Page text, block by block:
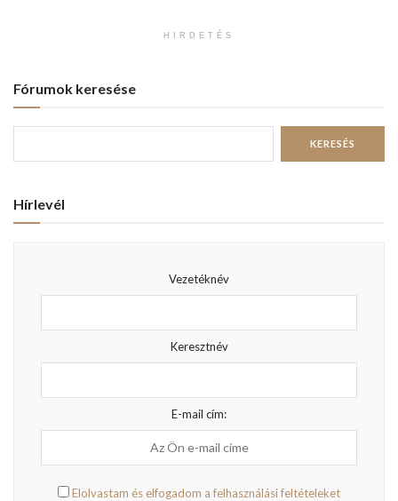
HIRDETÉS
Fórumok keresése
Hírlevél
Vezetéknév
Keresztnév
E-mail cím:
Elolvastam és elfogadom a felhasználási feltételeket